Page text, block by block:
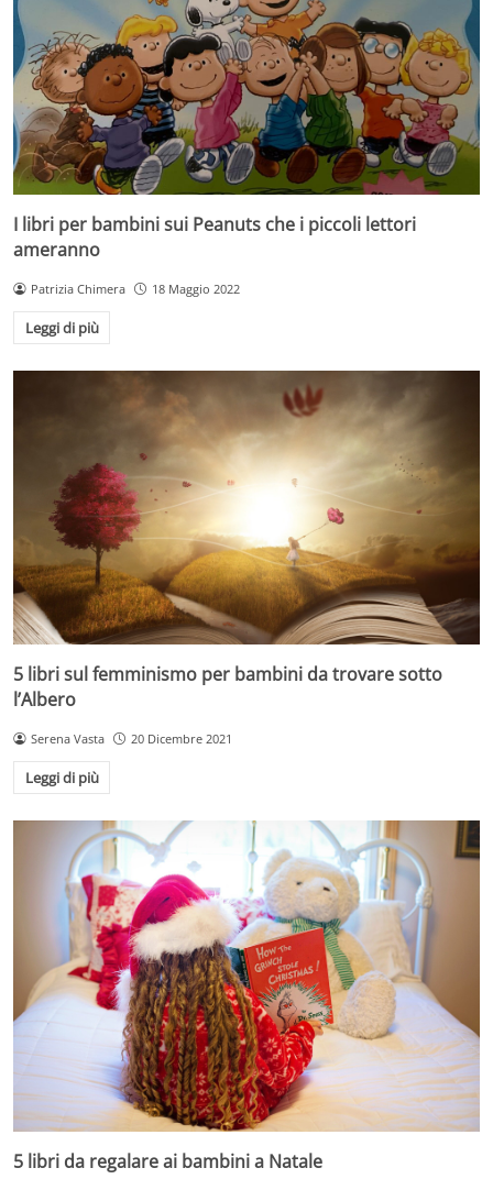
I libri per bambini sui Peanuts che i piccoli lettori
ameranno
Patrizia Chimera 18 Maggio 2022
Leggi di più
5 libri sul femminismo per bambini da trovare sotto
l’Albero
Serena Vasta 20 Dicembre 2021
Leggi di più
5 libri da regalare ai bambini a Natale